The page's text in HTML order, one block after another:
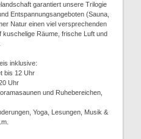
garantiert unsere Trilogie
Entspannungsangeboten (Sauna,
Natur einen viel versprechenden
Räume, frische Luft und
inklusive:
bis 12 Uhr
Uhr
und Ruhebereichen,
Yoga, Lesungen, Musik &